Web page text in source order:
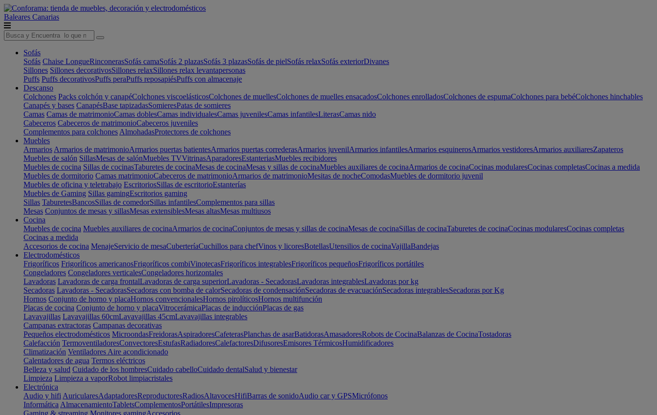
Baleares Canarias
Sofás
Sofás Chaise LongueRinconerasSofás camaSofás 2 plazasSofás 3 plazasSofás de pielSofás relaxSofás exteriorDivanes
Sillones Sillones decorativosSillones relaxSillones relax levantapersonas
Puffs Puffs decorativosPuffs peraPuffs reposapiésPuffs con almacenaje
Descanso
Colchones Packs colchón y canapéColchones viscoelásticosColchones de muellesColchones de muelles ensacadosColchones enrolladosColchones de espumaColchones para bebéColchones hinchables
Canapés y bases CanapésBase tapizadasSomieresPatas de somieres
Camas Camas de matrimonioCamas doblesCamas individualesCamas juvenilesCamas infantilesLiterasCamas nido
Cabeceros Cabeceros de matrimonioCabeceros juveniles
Complementos para colchones AlmohadasProtectores de colchones
Muebles
Armarios Armarios de matrimonioArmarios puertas batientesArmarios puertas correderasArmarios juvenilArmarios infantilesArmarios esquinerosArmarios vestidoresArmarios auxiliaresZapateros
Muebles de salón SillasMesas de salónMuebles TVVitrinasAparadoresEstanteriasMuebles recibidores
Muebles de cocina Sillas de cocinasTaburetes de cocinaMesas de cocinaMesas y sillas de cocinaMuebles auxiliares de cocinaArmarios de cocinaCocinas modularesCocinas completasCocinas a medida
Muebles de dormitorio Camas matrimonioCabeceros de matrimonioArmarios de matrimonioMesitas de nocheComodasMuebles de dormitorio juvenil
Muebles de oficina y teletrabajo EscritoriosSillas de escritorioEstanterías
Muebles de Gaming Sillas gamingEscritorios gaming
Sillas TaburetesBancosSillas de comedorSillas infantilesComplementos para sillas
Mesas Conjuntos de mesas y sillasMesas extensiblesMesas altasMesas multiusos
Cocina
Muebles de cocina Muebles auxiliares de cocinaArmarios de cocinaConjuntos de mesas y sillas de cocinaMesas de cocinaSillas de cocinaTaburetes de cocinaCocinas modularesCocinas completas
Cocinas a medida
Accesorios de cocina MenajeServicio de mesaCuberteríaCuchillos para chefVinos y licoresBotellasUtensilios de cocinaVajillaBandejas
Electrodomésticos
Frigoríficos Frigoríficos americanosFrigoríficos combiVinotecasFrigoríficos integrablesFrigoríficos pequeñosFrigoríficos portátiles
Congeladores Congeladores verticalesCongeladores horizontales
Lavadoras Lavadoras de carga frontalLavadoras de carga superiorLavadoras - SecadorasLavadoras integrablesLavadoras por kg
Secadoras Lavadoras - SecadorasSecadoras con bomba de calorSecadoras de condensaciónSecadoras de evacuaciónSecadoras integrablesSecadoras por Kg
Hornos Conjunto de horno y placaHornos convencionalesHornos pirolíticosHornos multifunción
Placas de cocina Conjunto de horno y placaVitrocerámicaPlacas de inducciónPlacas de gas
Lavavajillas Lavavajillas 60cmLavavajillas 45cmLavavajillas integrables
Campanas extractoras Campanas decorativas
Pequeños electrodomésticos MicroondasFreidorasAspiradoresCafeterasPlanchas de asarBatidorasAmasadoresRobots de CocinaBalanzas de CocinaTostadoras
Calefacción TermoventiladoresConvectoresEstufasRadiadoresCalefactoresDifusoresEmisores TérmicosHumidificadores
Climatización Ventiladores Aire acondicionado
Calentadores de agua Termos eléctricos
Belleza y salud Cuidado de los hombresCuidado cabelloCuidado dentalSalud y bienestar
Limpieza Limpieza a vaporRobot limpiacristales
Electrónica
Audio y hifi AuricularesAdaptadoresReproductoresRadiosAltavocesHifiBarras de sonidoAudio car y GPSMicrófonos
Informática AlmacenamientoTabletsComplementosPortátilesImpresoras
Gaming & streaming Monitores gamingAccesorios